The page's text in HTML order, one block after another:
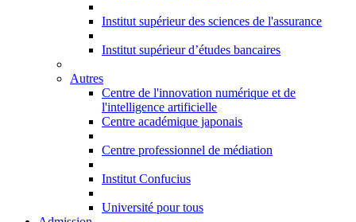
Institut supérieur des sciences de l'assurance
Institut supérieur d’études bancaires
Autres
Centre de l'innovation numérique et de
l'intelligence artificielle
Centre académique japonais
Centre professionnel de médiation
Institut Confucius
Université pour tous